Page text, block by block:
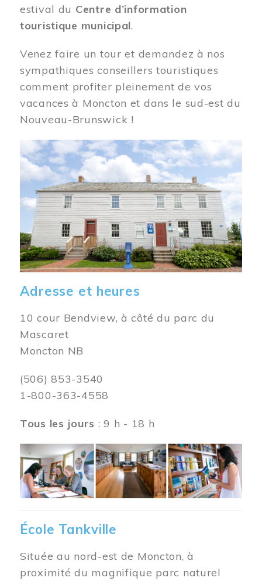
estival du Centre d’information
touristique municipal.
Venez faire un tour et demandez à nos
sympathiques conseillers touristiques
comment profiter pleinement de vos
vacances à Moncton et dans le sud-est du
Nouveau-Brunswick !
Image
Adresse et heures
10 cour Bendview, à côté du parc du
Mascaret
Moncton NB
(506) 853-3540
1-800-363-4558
Tous les jours : 9 h - 18 h
Image
École Tankville
Située au nord-est de Moncton, à
proximité du magnifique parc naturel